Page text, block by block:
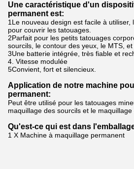
Une caractéristique d'un
permanent est:
1Le nouveau design est facile à utiliser,
pour couvrir les tatouages.
2Parfait pour les petits tatouages
sourcils, le contour des yeux, le MTS, et
3Une batterie intégrée, très fiable et
4. Vitesse modulée
5Convient, fort et silencieux.
Application de notre machine
permanent:
Peut être utilisé pour les tatouages
maquillage des sourcils et le maquillage
Qu'est-ce qui est dans
1 X Machine à maquillage permanent